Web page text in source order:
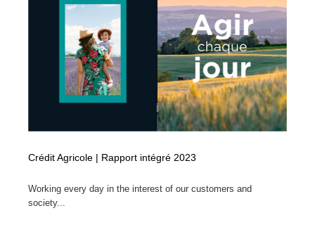
Crédit Agricole | Rapport intégré 2023
Working every day in the interest of our customers and
society...